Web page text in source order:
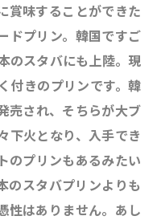
賞味することができた
ドプリン。韓国ですご
のスタバにも上陸。現
付きのプリンです。韓
売され、そちらが大ブ
下火となり、入手でき
のプリンもあるみたい
のスタバプリンよりも
性はありません。あし